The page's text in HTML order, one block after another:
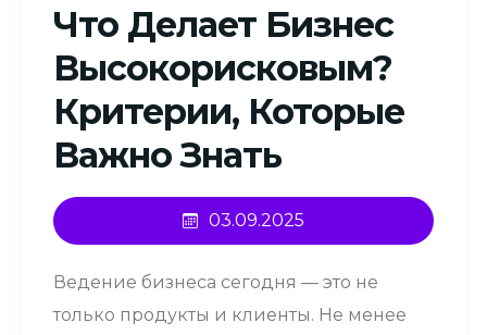
Что Делает Бизнес
Высокорисковым?
Критерии, Которые
Важно Знать
03.09.2025
Ведение бизнеса сегодня — это не
только продукты и клиенты. Не менее